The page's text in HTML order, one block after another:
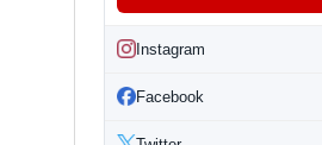
Instagram
Facebook